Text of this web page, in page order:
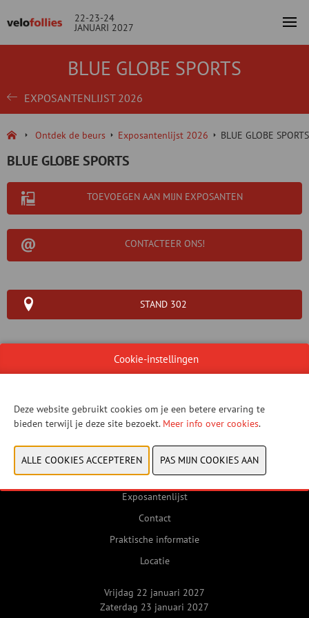
22-23-24
JANUARI 2027
BLUE GLOBE SPORTS
EXPOSANTENLIJST 2026
Ontdek de beurs Exposantenlijst 2026 BLUE GLOBE SPORTS
BLUE GLOBE SPORTS
TOEVOEGEN AAN MIJN EXPOSANTEN
CONTACTEER ONS!
STAND 302
VORIGE VOLGENDE
Exposantenlijst
Contact
Praktische informatie
Locatie
Vrijdag 22 januari 2027
Zaterdag 23 januari 2027
Cookie-instellingen
Deze website gebruikt cookies om je een betere ervaring te
bieden terwijl je deze site bezoekt. Meer info over cookies.